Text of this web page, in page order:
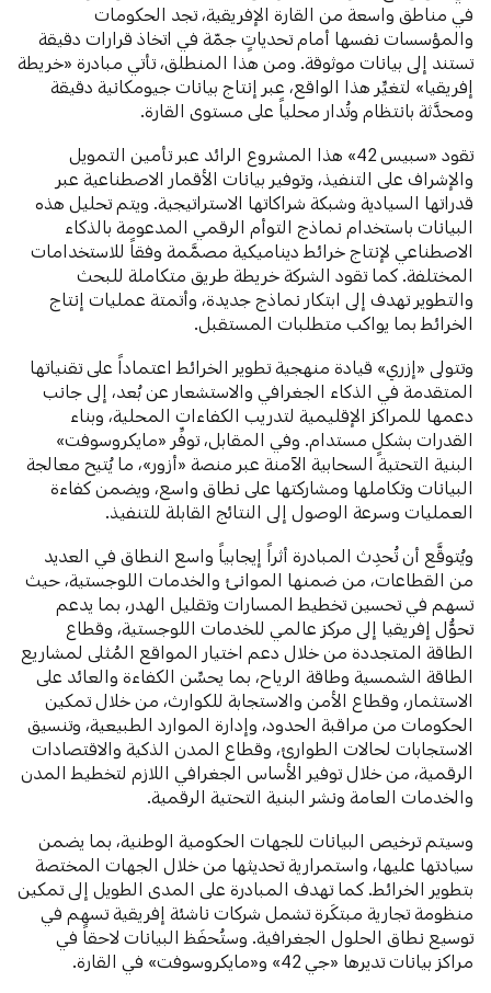
في مناطق واسعة من القارة الإفريقية، تجد الحكومات
والمؤسسات نفسها أمام تحدياتٍ جمّة في اتخاذ قرارات دقيقة
تستند إلى بيانات موثوقة. ومن هذا المنطلق، تأتي مبادرة «خريطة
إفريقيا» لتغيِّر هذا الواقع، عبر إنتاج بيانات جيومكانية دقيقة
ومحدَّثة بانتظام وتُدار محلياً على مستوى القارة.
تقود «سبيس 42» هذا المشروع الرائد عبر تأمين التمويل
والإشراف على التنفيذ، وتوفير بيانات الأقمار الاصطناعية عبر
قدراتها السيادية وشبكة شراكاتها الاستراتيجية. ويتم تحليل هذه
البيانات باستخدام نماذج التوأم الرقمي المدعومة بالذكاء
الاصطناعي لإنتاج خرائط ديناميكية مصمَّمة وفقاً للاستخدامات
المختلفة. كما تقود الشركة خريطة طريق متكاملة للبحث
والتطوير تهدف إلى ابتكار نماذج جديدة، وأتمتة عمليات إنتاج
الخرائط بما يواكب متطلبات المستقبل.
وتتولى «إزري» قيادة منهجية تطوير الخرائط اعتماداً على تقنياتها
المتقدمة في الذكاء الجغرافي والاستشعار عن بُعد، إلى جانب
دعمها للمراكز الإقليمية لتدريب الكفاءات المحلية، وبناء
القدرات بشكلٍ مستدام. وفي المقابل، توفِّر «مايكروسوفت»
البنية التحتية السحابية الآمنة عبر منصة «أزور»، ما يُتيح معالجة
البيانات وتكاملها ومشاركتها على نطاق واسع، ويضمن كفاءة
العمليات وسرعة الوصول إلى النتائج القابلة للتنفيذ.
ويُتوقَّع أن تُحدِث المبادرة أثراً إيجابياً واسع النطاق في العديد
من القطاعات، من ضمنها الموانئ والخدمات اللوجستية، حيث
تسهم في تحسين تخطيط المسارات وتقليل الهدر، بما يدعم
تحوُّل إفريقيا إلى مركز عالمي للخدمات اللوجستية، وقطاع
الطاقة المتجددة من خلال دعم اختيار المواقع المُثلى لمشاريع
الطاقة الشمسية وطاقة الرياح، بما يحسِّن الكفاءة والعائد على
الاستثمار، وقطاع الأمن والاستجابة للكوارث، من خلال تمكين
الحكومات من مراقبة الحدود، وإدارة الموارد الطبيعية، وتنسيق
الاستجابات لحالات الطوارئ، وقطاع المدن الذكية والاقتصادات
الرقمية، من خلال توفير الأساس الجغرافي اللازم لتخطيط المدن
والخدمات العامة ونشر البنية التحتية الرقمية.
وسيتم ترخيص البيانات للجهات الحكومية الوطنية، بما يضمن
سيادتها عليها، واستمرارية تحديثها من خلال الجهات المختصة
بتطوير الخرائط. كما تهدف المبادرة على المدى الطويل إلى تمكين
منظومة تجارية مبتكَرة تشمل شركات ناشئة إفريقية تسهم في
توسيع نطاق الحلول الجغرافية. وستُحفَظ البيانات لاحقاً في
مراكز بيانات تديرها «جي 42» و«مايكروسوفت» في القارة.